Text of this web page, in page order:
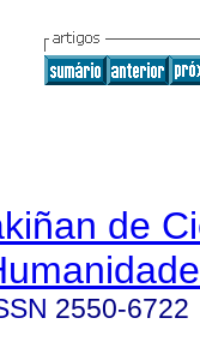
de
2550-6722